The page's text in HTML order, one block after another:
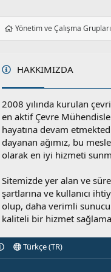
Yönetim ve Çalışma Grupları
HAKKIMIZDA
2008 yılında kurulan
en aktif Çevre
hayatına devam
dayanan ağımız, bu
olarak en iyi hizmeti
Sitemizde yer alan ve
şartlarına ve kullanıcı
olup, daha verimli
kaliteli bir hizmet
Türkçe (TR)